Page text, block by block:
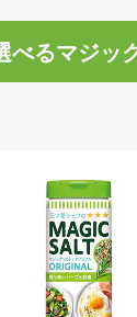
べるマジッ